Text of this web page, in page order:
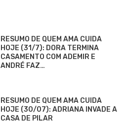
RESUMO DE QUEM AMA CUIDA
HOJE (31/7): DORA TERMINA
CASAMENTO COM ADEMIR E
ANDRÉ FAZ…
RESUMO DE QUEM AMA CUIDA
HOJE (30/07): ADRIANA INVADE A
CASA DE PILAR